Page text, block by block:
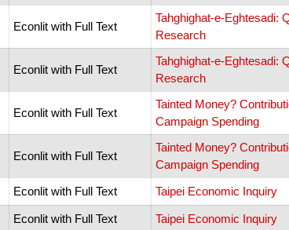
Econlit with Full Text
Tahghighat-e-Eghtesadi:
Research
Econlit with Full Text
Tahghighat-e-Eghtesadi:
Research
Econlit with Full Text
Tainted Money?
Campaign Spending
Econlit with Full Text
Tainted Money?
Campaign Spending
Econlit with Full Text Taipei Economic Inquiry
Econlit with Full Text Taipei Economic Inquiry